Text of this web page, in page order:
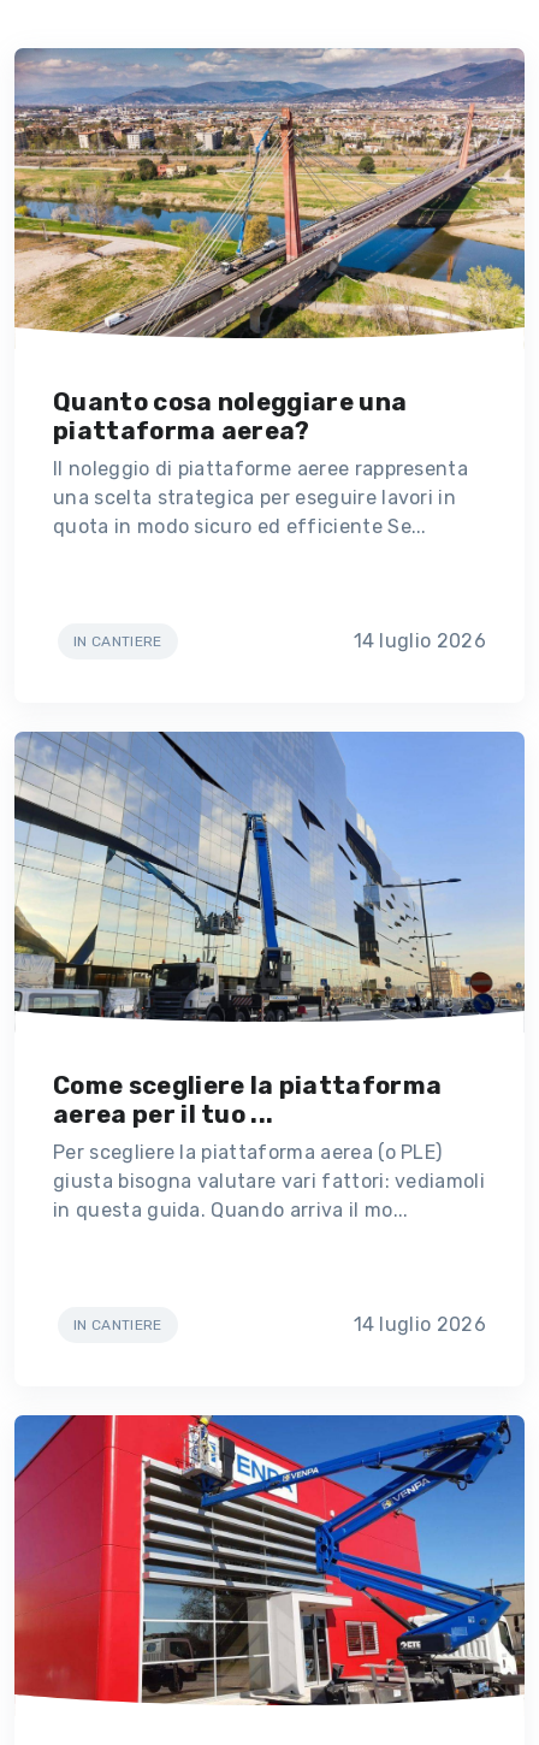
Quanto cosa noleggiare una
piattaforma aerea?
Il noleggio di piattaforme aeree rappresenta
una scelta strategica per eseguire lavori in
quota in modo sicuro ed efficiente Se...
IN CANTIERE 14 luglio 2026
Come scegliere la piattaforma
aerea per il tuo ...
Per scegliere la piattaforma aerea (o PLE)
giusta bisogna valutare vari fattori: vediamoli
in questa guida. Quando arriva il mo...
IN CANTIERE 14 luglio 2026